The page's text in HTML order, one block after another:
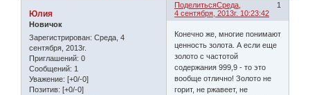
Поделиться 1
Среда,
4 сентября, 2013г. 10:23:42
Юлия
Новичок
Зарегистрирован: Среда, 4
сентября, 2013г.
Приглашений: 0
Сообщений: 1
Уважение: [+0/-0]
Позитив: [+0/-0]
Конечно же, многие понимают
ценность золота. А если еще
золото с частотой
содержания 999,9 - то это
вообще отлично! Золото не
горит, не ржавеет, не